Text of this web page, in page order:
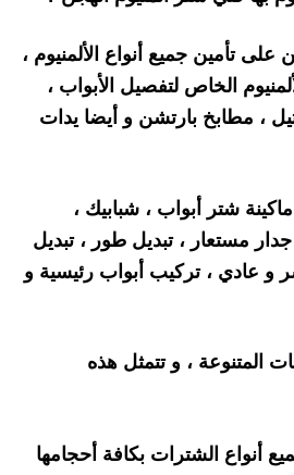
على تأمين جميع أنواع الألمنيوم ،
الخاص لتفصيل الأبواب ،
، مطابخ بارتشن و أيضا يدات
شتر أبواب ، شبابيك ،
مستعار ، تبديل طور ، تبديل
و عادي ، تركيب أبواب رئيسية و
المتنوعة ، و تتمثل هذه
أنواع الشترات بكافة أحجامها